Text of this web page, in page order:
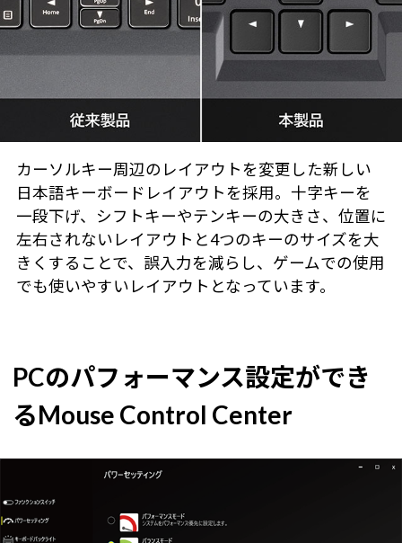
カーソルキー周辺のレイアウトを変更した新しい
日本語キーボードレイアウトを採用。十字キーを
一段下げ、シフトキーやテンキーの大きさ、位置に
左右されないレイアウトと4つのキーのサイズを大
きくすることで、誤入力を減らし、ゲームでの使用
でも使いやすいレイアウトとなっています。
PCのパフォーマンス設定ができ
るMouse Control Center